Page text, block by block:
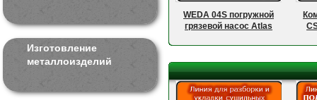
Изготовление
металлоизделий
WEDA 04S погружной
грязевой насос Atlas
200